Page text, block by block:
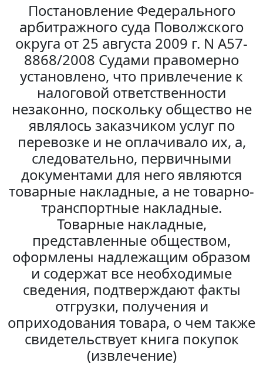
Постановление Федерального
арбитражного суда Поволжского
округа от 25 августа 2009 г. N А57-
8868/2008 Судами правомерно
установлено, что привлечение к
налоговой ответственности
незаконно, поскольку общество не
являлось заказчиком услуг по
перевозке и не оплачивало их, а,
следовательно, первичными
документами для него являются
товарные накладные, а не товарно-
транспортные накладные.
Товарные накладные,
представленные обществом,
оформлены надлежащим образом
и содержат все необходимые
сведения, подтверждают факты
отгрузки, получения и
оприходования товара, о чем также
свидетельствует книга покупок
(извлечение)